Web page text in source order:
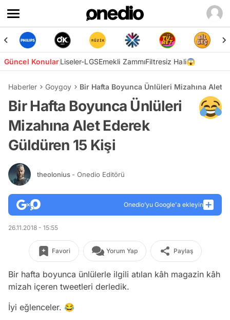
Güncel KonularLiseler-LGSEmekli ZammıFiltresiz Hali😱
Haberler Goygoy Bir Hafta Boyunca Ünlüleri Mizahına Alet
Bir Hafta Boyunca Ünlüleri
Mizahına Alet Ederek
Güldüren 15 Kişi
theolonius - Onedio Editörü
Onedio’yu Google'a ekleyin
26.11.2018 - 15:55
Favori Yorum Yap Paylaş
Bir hafta boyunca ünlülerle ilgili atılan kâh magazin kâh
mizah içeren tweetleri derledik.
İyi eğlenceler. 😂